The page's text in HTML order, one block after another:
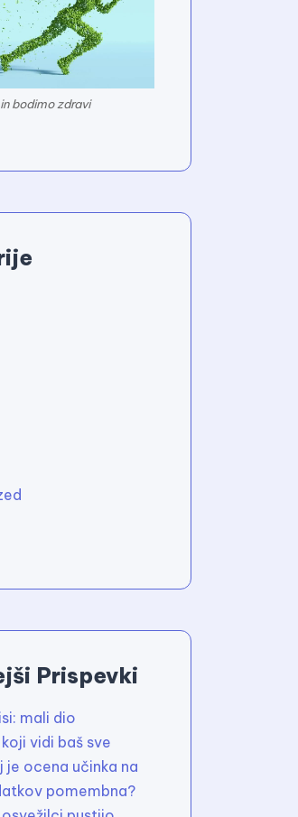
bodimo zdravi
Prispevki
mali dio
vidi baš sve
je ocena učinka na
pomembna?